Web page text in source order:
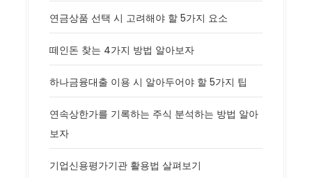
연금상품 선택 시 고려해야 할 5가지 요소
떼인돈 찾는 4가지 방법 알아보자
하나금융대출 이용 시 알아두어야 할 5가지 팁
연속상한가를 기록하는 주식 분석하는 방법 알아
보자
기업신용평가기관 활용법 살펴보기